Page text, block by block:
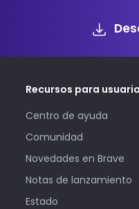
Recursos para
Centro de ayuda
Comunidad
Novedades en Brave
Notas de lanzamiento
Estado